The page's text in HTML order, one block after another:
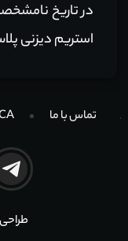
در تاریخ
استریم دیزنی
تماس با ما